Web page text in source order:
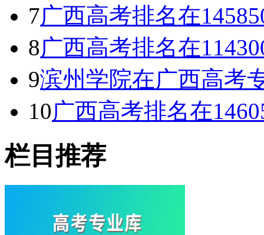
7广西高考排名在
8广西高考排名在
9滨州学院在广西高考
10广西高考排名在
栏目推荐